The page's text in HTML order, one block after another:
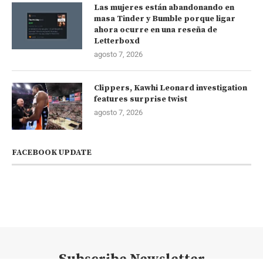
Las mujeres están abandonando en
masa Tinder y Bumble porque ligar
ahora ocurre en una reseña de
Letterboxd
agosto 7, 2026
Clippers, Kawhi Leonard investigation
features surprise twist
agosto 7, 2026
FACEBOOK UPDATE
Subscribe Newsletter